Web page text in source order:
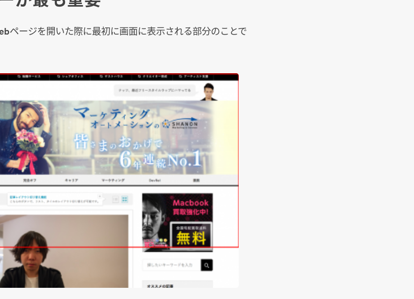
ページを開いた際に最初に画面に表示される部分のことで